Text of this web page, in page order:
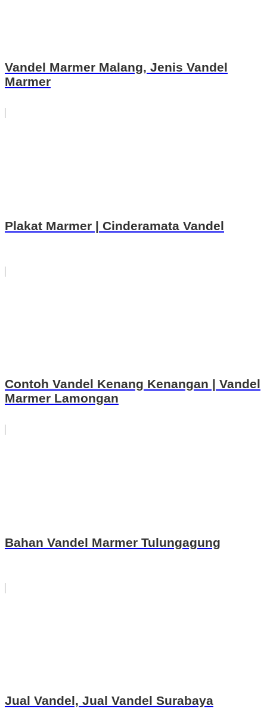
Vandel Marmer Malang, Jenis Vandel
Marmer
Plakat Marmer | Cinderamata Vandel
Contoh Vandel Kenang Kenangan | Vandel
Marmer Lamongan
Bahan Vandel Marmer Tulungagung
Jual Vandel, Jual Vandel Surabaya